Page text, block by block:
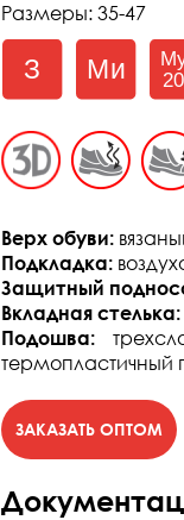
Размеры: 35-47
Верх обуви:
Подкладка:
Защитный
Вкладная стелька:
Подошва:
термопластичный